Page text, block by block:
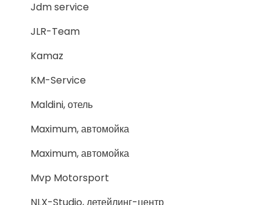
Jdm service
JLR-Team
Kamaz
KM-Service
Maldini, отель
Maximum, автомойка
Maximum, автомойка
Mvp Motorsport
NLX-Studio, детейлинг-центр